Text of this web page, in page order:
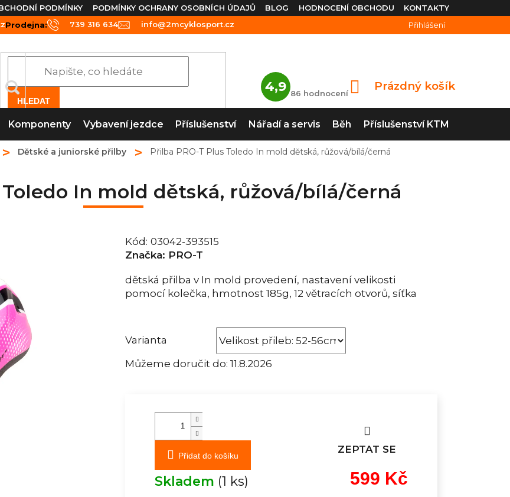
PODMÍNKY PODMÍNKY OCHRANY OSOBNÍCH ÚDAJŮ BLOG KONTAKTY
HODNOCENÍ OBCHODU
Prodejna: 739 316 634 info@2mcyklosport.cz Přihlášení
HLEDAT
4,9
Průměrné
hodnocení
je
4,9
5
hvězdiček.
86 hodnocení
NÁKUPNÍ
Prázdný košík
Komponenty Vybavení jezdce Příslušenství Nářadí a servis Běh Příslušenství KTM
Dětské a juniorské přilby Přilba PRO-T Plus Toledo In mold dětská, růžová/bílá/černá
Toledo In mold dětská, růžová/bílá/černá
Kód: 03042-393515
Značka: PRO-T
Varianta
Můžeme doručit do: 11.8.2026
dětská přilba v In mold provedení, nastavení velikosti
pomocí kolečka, hmotnost 185g, 12 větracích otvorů, síťka
Přidat do košíku
ZEPTAT SE
Skladem (1 ks) 599 Kč